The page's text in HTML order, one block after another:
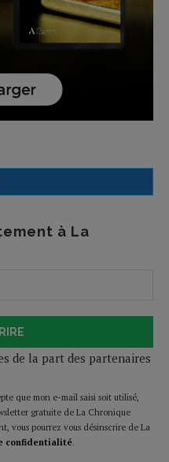
à La
de la part des partenaires
que mon e-mail saisi soit utilisé,
gratuite de La Chronique
vous pourrez vous désinscrire de La
confidentialité.